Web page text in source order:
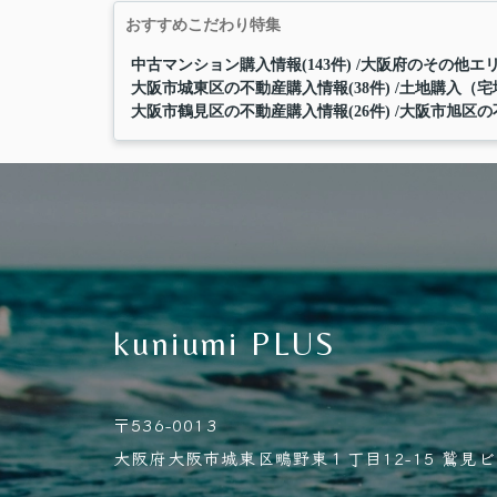
おすすめこだわり特集
中古マンション購入情報(143件)
大阪府のその他エ
大阪市城東区の不動産購入情報(38件) 土地購入（宅
大阪市鶴見区の不動産購入情報(26件)
大阪市旭区
kuniumi PLUS
〒536-0013
大阪府大阪市城東区鴫野東１丁目12-15 鷲見